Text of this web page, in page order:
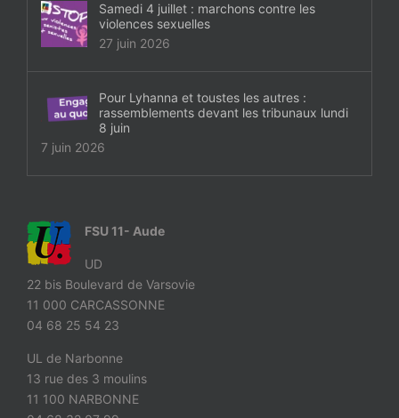
Samedi 4 juillet : marchons contre les
violences sexuelles
27 juin 2026
Pour Lyhanna et toustes les autres :
rassemblements devant les tribunaux lundi
8 juin
7 juin 2026
FSU 11- Aude
UD
22 bis Boulevard de Varsovie
11 000 CARCASSONNE
04 68 25 54 23
UL de Narbonne
13 rue des 3 moulins
11 100 NARBONNE